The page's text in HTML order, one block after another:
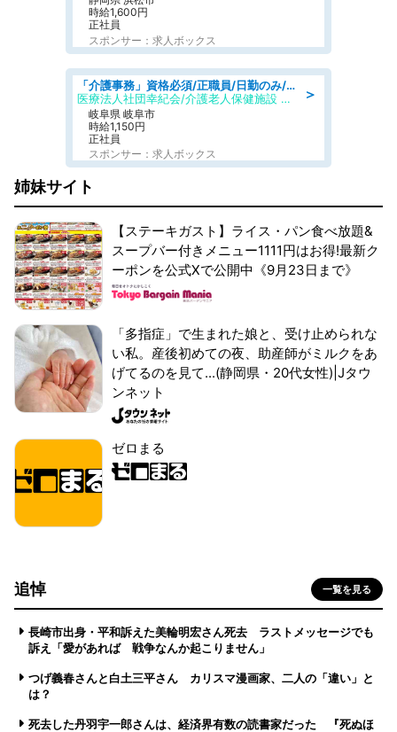
時給1,600円
正社員
スポンサー：求人ボックス
＞
「介護事務」資格必須/正職員/日勤のみ/介護老人保健施設
医療法人社団幸紀会/介護老人保健施設 グリーンビラ安江
岐阜県 岐阜市
時給1,150円
正社員
スポンサー：求人ボックス
姉妹サイト
【ステーキガスト】ライス・パン食べ放題&
スープバー付きメニュー1111円はお得!最新ク
ーポンを公式Xで公開中《9月23日まで》
「多指症」で生まれた娘と、受け止められな
い私。産後初めての夜、助産師がミルクをあ
げてるのを見て...(静岡県・20代女性)|Jタウ
ンネット
ゼロまる
追悼 一覧を見る
長崎市出身・平和訴えた美輪明宏さん死去 ラストメッセージでも
訴え「愛があれば 戦争なんか起こりません」
つげ義春さんと白土三平さん カリスマ漫画家、二人の「違い」と
は？
死去した丹羽宇一郎さんは、経済界有数の読書家だった 『死ぬほ